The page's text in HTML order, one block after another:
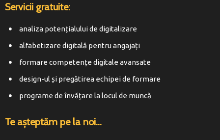
Servicii gratuite:
analiza potențialului de digitalizare
alfabetizare digitală pentru angajați
formare competențe digitale avansate
design-ul și pregătirea echipei de formare
programe de învățare la locul de muncă
Te așteptăm pe la noi...